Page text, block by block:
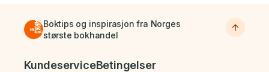
Boktips og inspirasjon fra Norges
største bokhandel
Bunnmeny
KundeserviceBetingelser